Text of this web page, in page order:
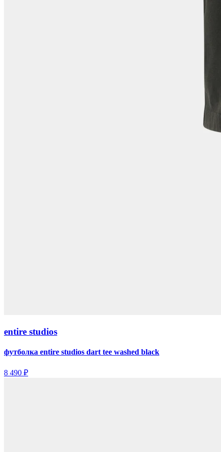
entire studios
футболка entire studios dart tee washed black
8 490 ₽